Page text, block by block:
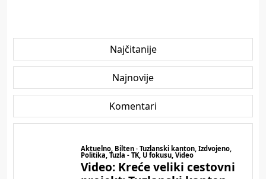
Najčitanije
Najnovije
Komentari